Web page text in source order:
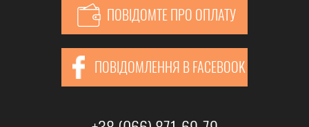
ПОВІДОМТЕ ПРО ОПЛАТУ
ПОВІДОМЛЕННЯ В FACEBOOK